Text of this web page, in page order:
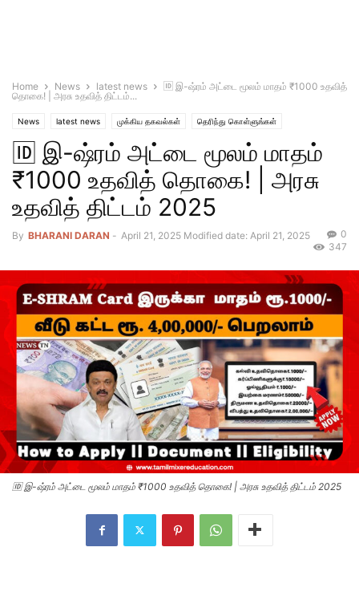
Home News latest news
🆔 இ-ஷ்ரம் அட்டை மூலம் மாதம் ₹1000 உதவித்
தொகை! | அரசு உதவித் திட்டம்...
News latest news முக்கிய தகவல்கள் தெரிந்து கொள்ளுங்கள்
🆔 இ-ஷ்ரம் அட்டை மூலம் மாதம்
₹1000 உதவித் தொகை! | அரசு
உதவித் திட்டம் 2025
By BHARANI DARAN - April 21, 2025 Modified date: April 21, 2025
0
347
🆔 இ-ஷ்ரம் அட்டை மூலம் மாதம் ₹1000 உதவித் தொகை! | அரசு உதவித் திட்டம் 2025